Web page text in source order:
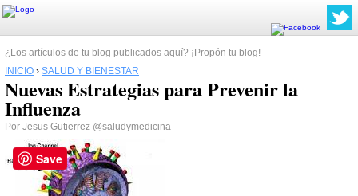
¿Los artículos de tu blog publicados aquí? ¡Propón tu blog!
INICIO › SALUD Y BIENESTAR
Nuevas Estrategias para Prevenir la
Influenza
Por Jesus Gutierrez @saludymedicina
Save